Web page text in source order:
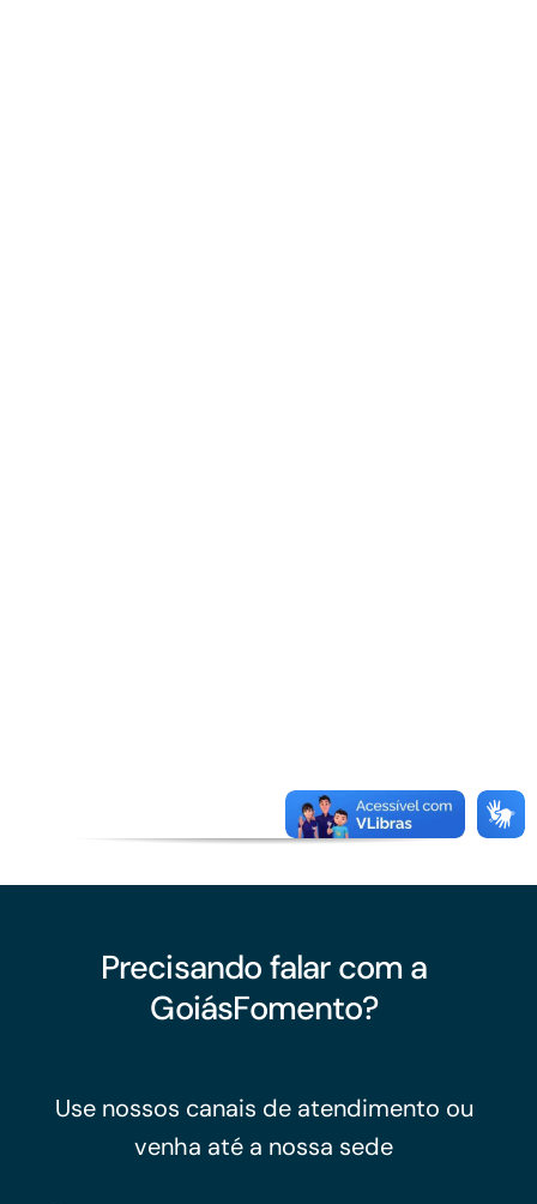
Precisando falar com a
GoiásFomento?
Use nossos canais de atendimento ou
venha até a nossa sede